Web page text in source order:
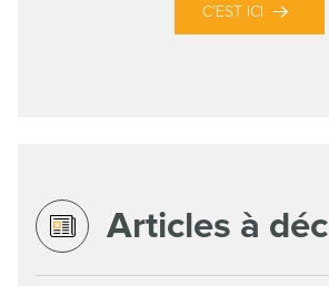
C’EST ICI
Articles à